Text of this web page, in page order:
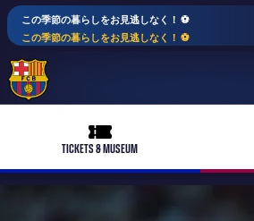
この季節の暮らしをお見逃しなく！ ⚽️
この季節の暮らしをお見逃しなく！ ⚽️
ticket-full
TICKETS & MUSEUM